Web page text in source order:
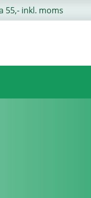
55,- inkl. moms